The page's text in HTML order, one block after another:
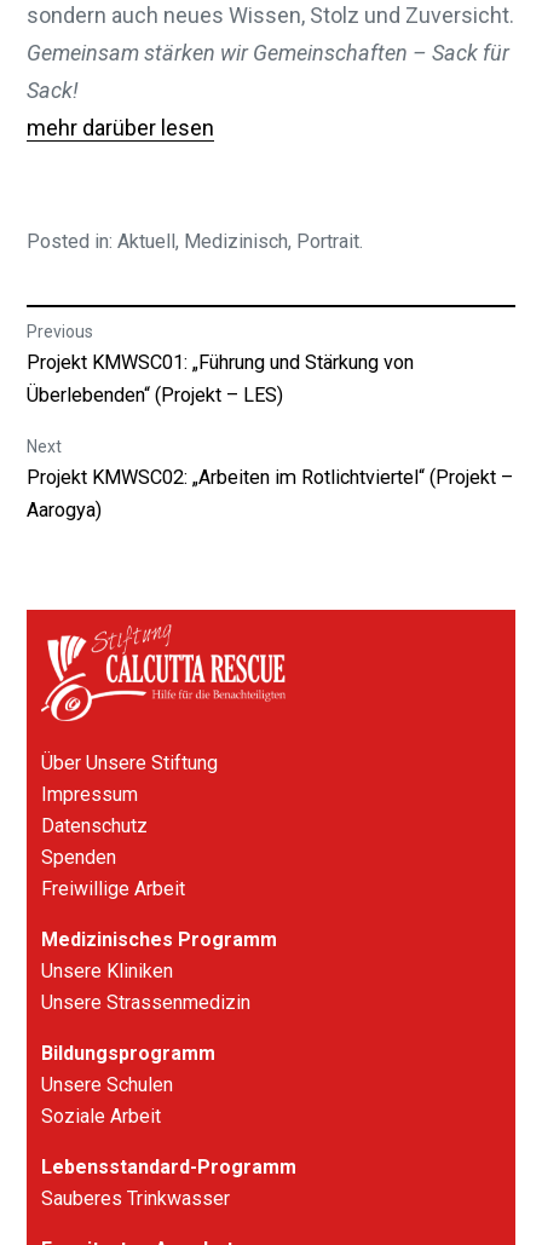
sondern auch neues Wissen, Stolz und Zuversicht.
Gemeinsam stärken wir Gemeinschaften – Sack für
Sack!
mehr darüber lesen
Posted in:Aktuell, Medizinisch, Portrait.
Beitragsnavigation
Previous
Previous
post:
Projekt KMWSC01: „Führung und Stärkung von
Überlebenden“ (Projekt – LES)
Next
Next
post:
Projekt KMWSC02: „Arbeiten im Rotlichtviertel“ (Projekt –
Aarogya)
Über Unsere Stiftung
Impressum
Datenschutz
Spenden
Freiwillige Arbeit
Medizinisches Programm
Unsere Kliniken
Unsere Strassenmedizin
Bildungsprogramm
Unsere Schulen
Soziale Arbeit
Lebensstandard-Programm
Sauberes Trinkwasser